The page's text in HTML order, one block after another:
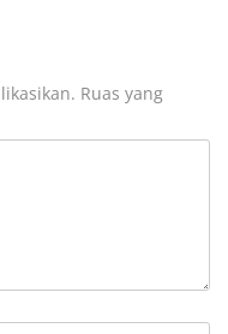
Ruas yang